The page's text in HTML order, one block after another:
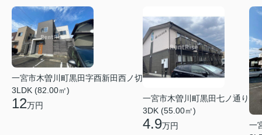
一宮市木曽川町黒田字酉新田西ノ切
3LDK (82.00㎡)
12万円
一宮市木曽川町黒田七ノ通り
3DK (55.00㎡)
4.9万円
一